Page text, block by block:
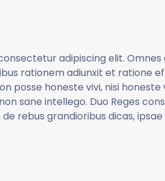
adipiscing elit. Omnes
rationem adiunxit et ratione
posse honeste vivi, nisi honeste
sane intellego. Duo Reges
rebus grandioribus dicas,